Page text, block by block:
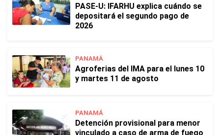
PASE-U: IFARHU explica cuándo se
depositará el segundo pago de
2026
PANAMÁ
Agroferias del IMA para el lunes 10
y martes 11 de agosto
PANAMÁ
Detención provisional para menor
vinculado a caso de arma de fuego